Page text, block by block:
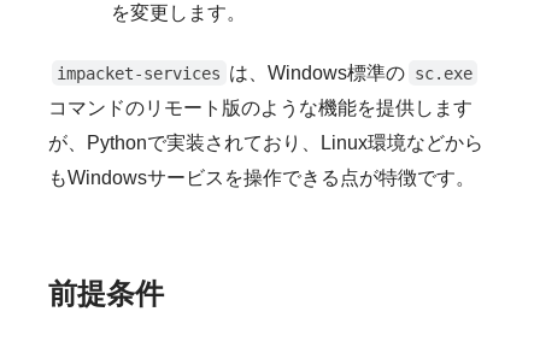
を変更します。
impacket-services は、Windows標準の sc.exe
コマンドのリモート版のような機能を提供します
が、Pythonで実装されており、Linux環境などから
もWindowsサービスを操作できる点が特徴です。
前提条件